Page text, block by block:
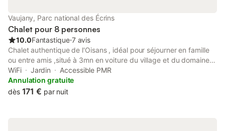
Vaujany, Parc national des Écrins
Chalet pour 8 personnes
10.0Fantastique⋅7 avis
Chalet authentique de l'Oisans , idéal pour séjourner en famille
ou entre amis ,situé à 3mn en voiture du village et du domaine
skiable de Oz-Vaujany et l'Alpe d'Huez en liaison par le
téléphérique . Accès facile et parking gratuit en station .Vous
aurez le plaisir de skier sur l'un des plus grand domaine
WiFi Jardin
Accessible PMR
Annulation gratuite
dès 171 € par nuit